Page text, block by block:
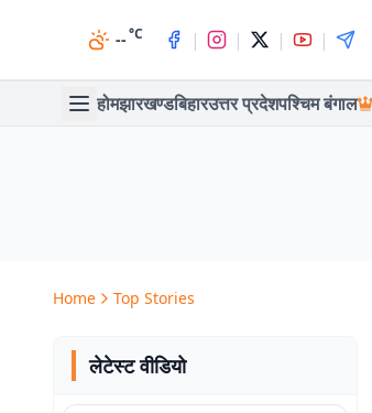
--°C | | | |
होमझारखण्डबिहारउत्तर प्रदेशपश्चिम बंगाल
Home Top Stories
लेटेस्ट वीडियो